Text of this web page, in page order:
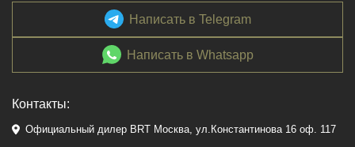
Написать в Telegram
Написать в Whatsapp
Контакты:
Официальный дилер BRT Москва, ул.Константинова 16 оф. 117